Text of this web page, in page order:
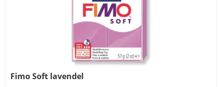
Fimo Soft lavendel